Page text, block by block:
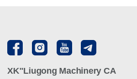
XK"Liugong Machinery CA